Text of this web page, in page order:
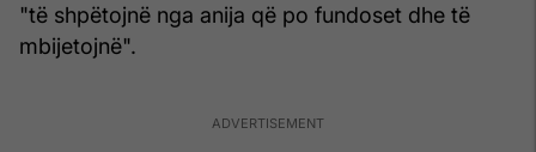
"të shpëtojnë nga anija që po fundoset dhe të
mbijetojnë".